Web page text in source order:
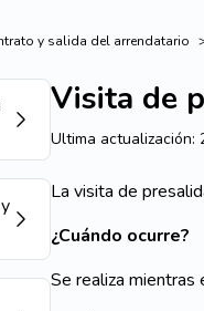
y salida del arrendatario
Visita de
Ultima actualización:
La visita de
¿Cuándo ocurre?
Se realiza mientras